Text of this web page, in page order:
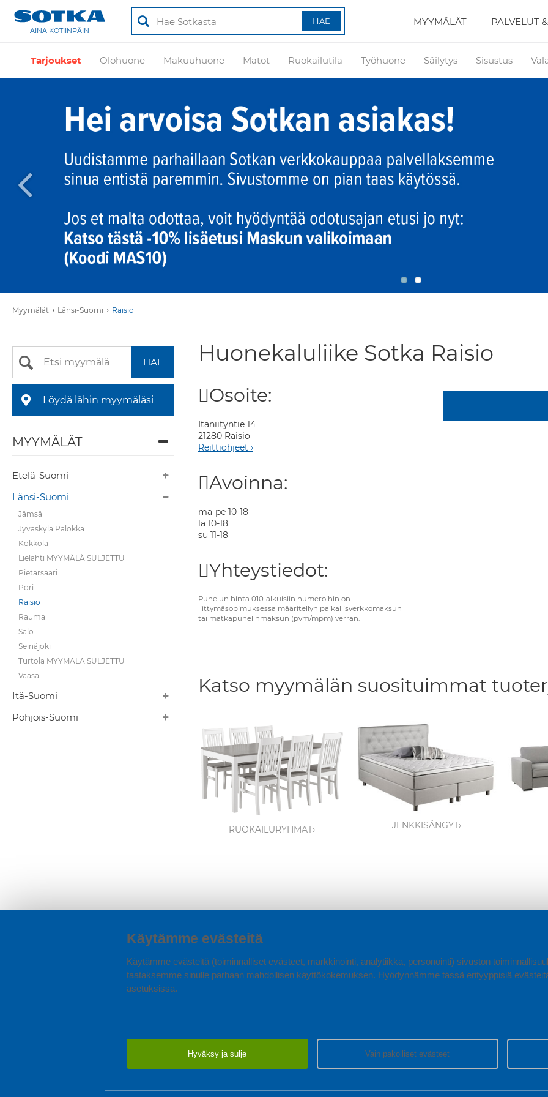
Käytämme evästeitä
Käytämme evästeitä (toiminnalliset evästeet, markkinointi, analytiikka, personointi) sivuston
taataksemme sinulle parhaan mahdollisen käyttökokemuksen. Hyödynnämme tässä erityyppisiä
asetuksissa.
Hyväksy ja sulje Vain pakolliset evästeet
AINA KOTIINPÄIN
Tarjoukset Olohuone Makuuhuone Matot Ruokailutila Työhuone Säilytys Sisustus
MYYMÄLÄT PALVELUT
Myymälät › Länsi-Suomi › Raisio
MYYMÄLÄT
Löydä lähin myymäläsi
Etelä-Suomi
Länsi-Suomi
Jämsä
Jyväskylä Palokka
Kokkola
Lielahti MYYMÄLÄ SULJETTU
Pietarsaari
Pori
Raisio
Rauma
Salo
Seinäjoki
Turtola MYYMÄLÄ SULJETTU
Vaasa
Itä-Suomi
Pohjois-Suomi
Huonekaluliike Sotka Raisio
Osoite:
Itäniityntie 14
21280 Raisio
Reittiohjeet ›
Avoinna:
ma-pe 10-18
la 10-18
su 11-18
Yhteystiedot:
Puhelun hinta 010-alkuisiin numeroihin on
liittymäsopimuksessa määritellyn paikallisverkkomaksun
tai matkapuhelinmaksun (pvm/mpm) verran.
Katso myymälän suosituimmat
RUOKAILURYHMÄT› JENKKISÄNGYT›